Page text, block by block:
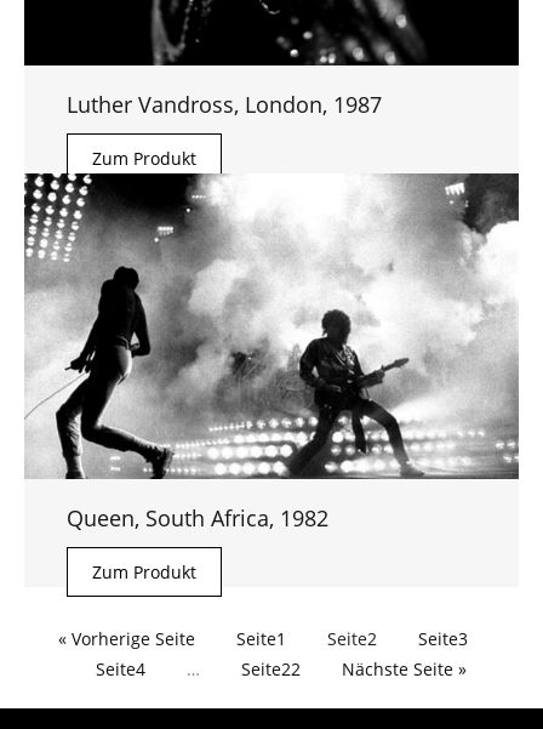
Luther Vandross, London, 1987
Zum Produkt
Queen, South Africa, 1982
Zum Produkt
« Vorherige Seite Seite1 Seite2 Seite3
Seite4 … Seite22 Nächste Seite »